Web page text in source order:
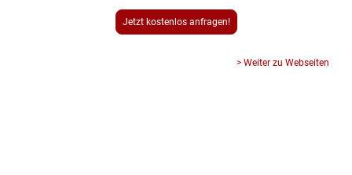
Jetzt kostenlos anfragen!
> Weiter zu Webseiten